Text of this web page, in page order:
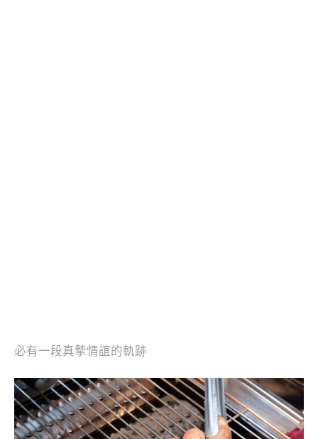
必有一段真摯情誼的軌跡